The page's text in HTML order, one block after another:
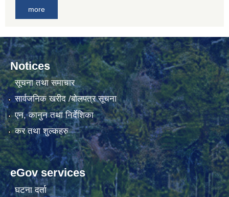
more
Notices
सूचना तथा समाचार
सार्वजनिक खरीद /बोलपत्र सूचना
एन, कानुन तथा निर्देशिका
कर तथा शुल्कहरु
eGov services
घटना दर्ता